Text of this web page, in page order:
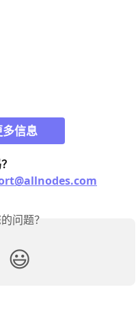
信息
问题？
😃